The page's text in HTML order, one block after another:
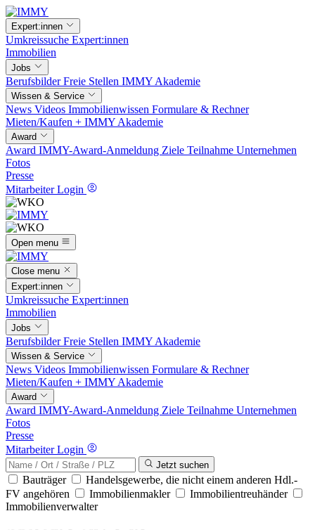
Expert:innen
Umkreissuche Expert:innen
Immobilien
Jobs
BerufsbilderFreie Stellen IMMY Akademie
Wissen & Service
News Videos Immobilienwissen Formulare & Rechner
Mieten/Kaufen + IMMY Akademie
Award
Award IMMY-Award-Anmeldung Ziele Teilnahme Unternehmen
Fotos
Presse
Mitarbeiter Login
Open menu
Close menu
Expert:innen
Umkreissuche Expert:innen
Immobilien
Jobs
BerufsbilderFreie Stellen IMMY Akademie
Wissen & Service
News Videos Immobilienwissen Formulare & Rechner
Mieten/Kaufen + IMMY Akademie
Award
Award IMMY-Award-Anmeldung Ziele Teilnahme Unternehmen
Fotos
Presse
Mitarbeiter Login
Jetzt suchen
Bauträger
Handelsgewerbe, die nicht einem anderen Hdl.-
FV angehören
Immobilienmakler
Immobilientreuhänder
Immobilienverwalter